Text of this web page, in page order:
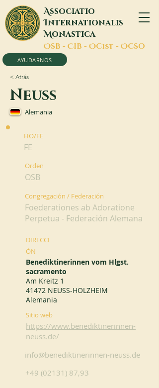
Associatio
Internationalis
Monastica
OSB - CIB - OCist - OCSO
AYUDARNOS
< Atrás
Neuss
Alemania
HO/FE
FE
Orden
OSB
Congregación / Federación
Foederationes ab Adoratione
Perpetua - Federación Alemana
DIRECCI
ÓN
Benediktinerinnen vom Hlgst.
sacramento
Am Kreitz 1
41472 NEUSS-HOLZHEIM
Alemania
Sitio web
https://www.benediktinerinnen-
neuss.de/
info@benediktinerinnen-neuss.de
+49 (02131) 87,93